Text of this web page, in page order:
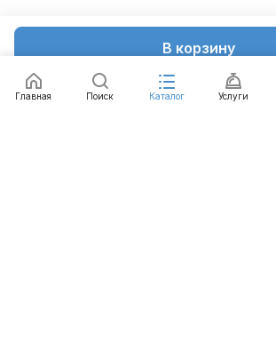
В корзину
Главная Поиск Каталог Услуги